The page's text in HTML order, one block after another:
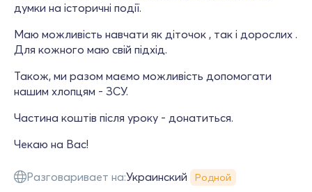
думки на історичні події.
Маю можливість навчати як діточок , так і дорослих .
Для кожного маю свій підхід.
Також, ми разом маємо можливість допомогати
нашим хлопцям - ЗСУ.
Частина коштів після уроку - донатиться.
Чекаю на Вас!
Разговаривает на:Украинский Родной